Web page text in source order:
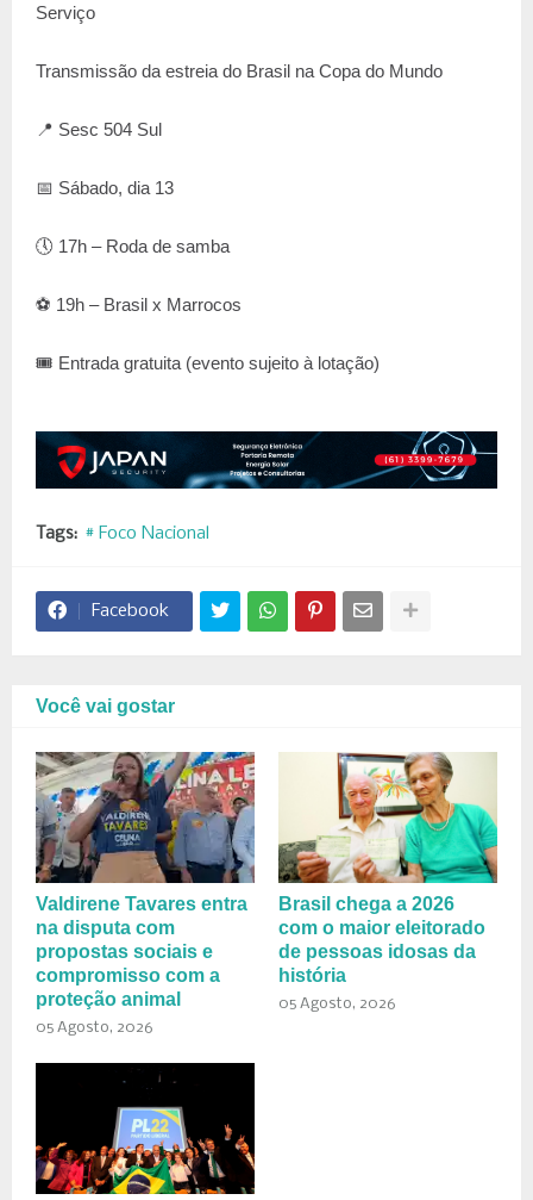
Serviço
Transmissão da estreia do Brasil na Copa do Mundo
📍 Sesc 504 Sul
📅 Sábado, dia 13
🕔 17h – Roda de samba
⚽ 19h – Brasil x Marrocos
🎟 Entrada gratuita (evento sujeito à lotação)
Tags: # Foco Nacional
Facebook
Você vai gostar
Valdirene Tavares entra
na disputa com
propostas sociais e
compromisso com a
proteção animal
05 Agosto, 2026
Brasil chega a 2026
com o maior eleitorado
de pessoas idosas da
história
05 Agosto, 2026